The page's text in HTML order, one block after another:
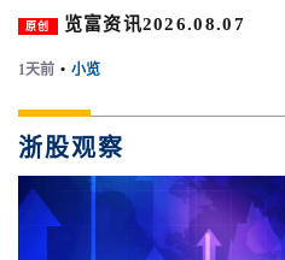
原创 览富资讯2026.08.07
1天前 • 小览
浙股观察